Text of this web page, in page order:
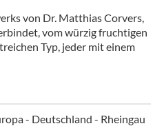
von Dr. Matthias Corvers,
vom würzig fruchtigen
Typ, jeder mit einem
- Deutschland - Rheingau